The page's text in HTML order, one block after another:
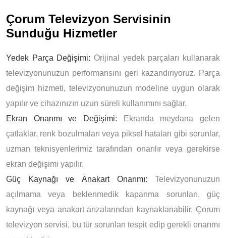
Çorum Televizyon Servisinin
Sunduğu Hizmetler
Yedek Parça Değişimi: Orijinal yedek parçaları kullanarak
televizyonunuzun performansını geri kazandırıyoruz. Parça
değişim hizmeti, televizyonunuzun modeline uygun olarak
yapılır ve cihazınızın uzun süreli kullanımını sağlar.
Ekran Onarımı ve Değişimi: Ekranda meydana gelen
çatlaklar, renk bozulmaları veya piksel hataları gibi sorunlar,
uzman teknisyenlerimiz tarafından onarılır veya gerekirse
ekran değişimi yapılır.
Güç Kaynağı ve Anakart Onarımı: Televizyonunuzun
açılmama veya beklenmedik kapanma sorunları, güç
kaynağı veya anakart arızalarından kaynaklanabilir. Çorum
televizyon servisi, bu tür sorunları tespit edip gerekli onarımı